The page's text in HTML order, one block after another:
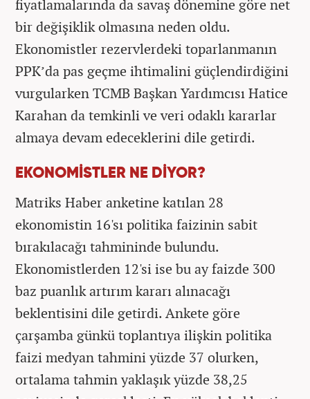
fiyatlamalarında da savaş dönemine göre net
bir değişiklik olmasına neden oldu.
Ekonomistler rezervlerdeki toparlanmanın
PPK’da pas geçme ihtimalini güçlendirdiğini
vurgularken TCMB Başkan Yardımcısı Hatice
Karahan da temkinli ve veri odaklı kararlar
almaya devam edeceklerini dile getirdi.
EKONOMİSTLER NE DİYOR?
Matriks Haber anketine katılan 28
ekonomistin 16'sı politika faizinin sabit
bırakılacağı tahmininde bulundu.
Ekonomistlerden 12'si ise bu ay faizde 300
baz puanlık artırım kararı alınacağı
beklentisini dile getirdi. Ankete göre
çarşamba günkü toplantıya ilişkin politika
faizi medyan tahmini yüzde 37 olurken,
ortalama tahmin yaklaşık yüzde 38,25